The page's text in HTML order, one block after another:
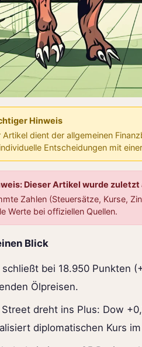
Hinweis
Artikel dient der allgemeinen
Entscheidungen mit
Dieser Artikel wurde
Zahlen (Steuersätze, Kurse,
Werte bei offiziellen Quellen.
Blick
schließt bei 18.950 Punkten
Ölpreisen.
Street dreht ins Plus: Dow
diplomatischen Kurs